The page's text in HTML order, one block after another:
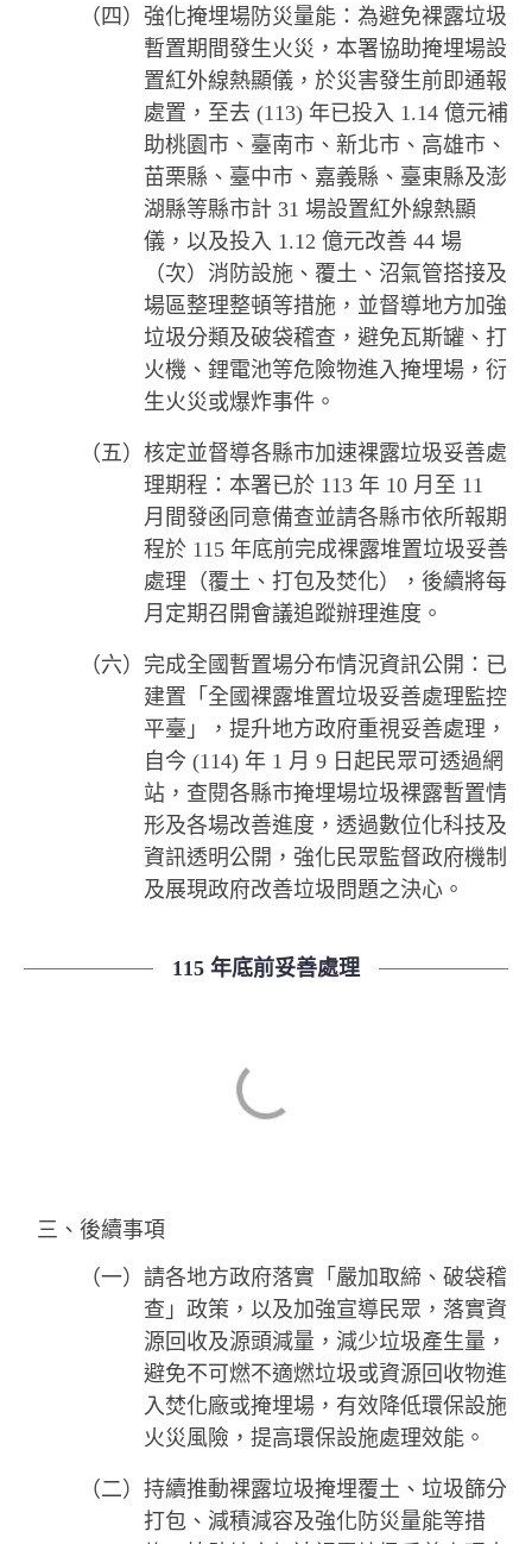
（四）強化掩埋場防災量能：為避免裸露垃圾
暫置期間發生火災，本署協助掩埋場設
置紅外線熱顯儀，於災害發生前即通報
處置，至去 (113) 年已投入 1.14 億元補
助桃園市、臺南市、新北市、高雄市、
苗栗縣、臺中市、嘉義縣、臺東縣及澎
湖縣等縣市計 31 場設置紅外線熱顯
儀，以及投入 1.12 億元改善 44 場
（次）消防設施、覆土、沼氣管搭接及
場區整理整頓等措施，並督導地方加強
垃圾分類及破袋稽查，避免瓦斯罐、打
火機、鋰電池等危險物進入掩埋場，衍
生火災或爆炸事件。
（五）核定並督導各縣市加速裸露垃圾妥善處
理期程：本署已於 113 年 10 月至 11
月間發函同意備查並請各縣市依所報期
程於 115 年底前完成裸露堆置垃圾妥善
處理（覆土、打包及焚化），後續將每
月定期召開會議追蹤辦理進度。
（六）完成全國暫置場分布情況資訊公開：已
建置「全國裸露堆置垃圾妥善處理監控
平臺」，提升地方政府重視妥善處理，
自今 (114) 年 1 月 9 日起民眾可透過網
站，查閱各縣市掩埋場垃圾裸露暫置情
形及各場改善進度，透過數位化科技及
資訊透明公開，強化民眾監督政府機制
及展現政府改善垃圾問題之決心。
115 年底前妥善處理
三、後續事項
（一）請各地方政府落實「嚴加取締、破袋稽
查」政策，以及加強宣導民眾，落實資
源回收及源頭減量，減少垃圾產生量，
避免不可燃不適燃垃圾或資源回收物進
入焚化廠或掩埋場，有效降低環保設施
火災風險，提高環保設施處理效能。
（二）持續推動裸露垃圾掩埋覆土、垃圾篩分
打包、減積減容及強化防災量能等措